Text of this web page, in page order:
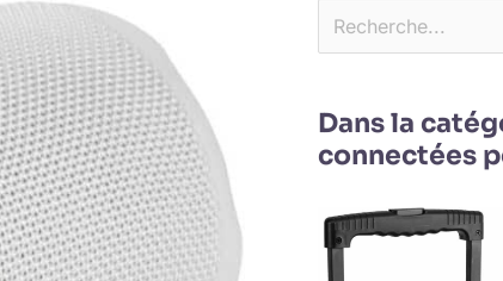
Dans la
connectées